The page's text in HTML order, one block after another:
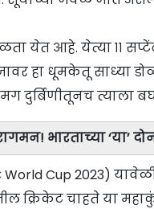
येत आहे. येत्या ११
हा धूमकेतू साध्या
दुर्बिणीतूनच त्याला
भारताच्या
Cup 2023)
क्रिकेट चाहते या